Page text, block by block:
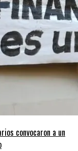
convocaron a un